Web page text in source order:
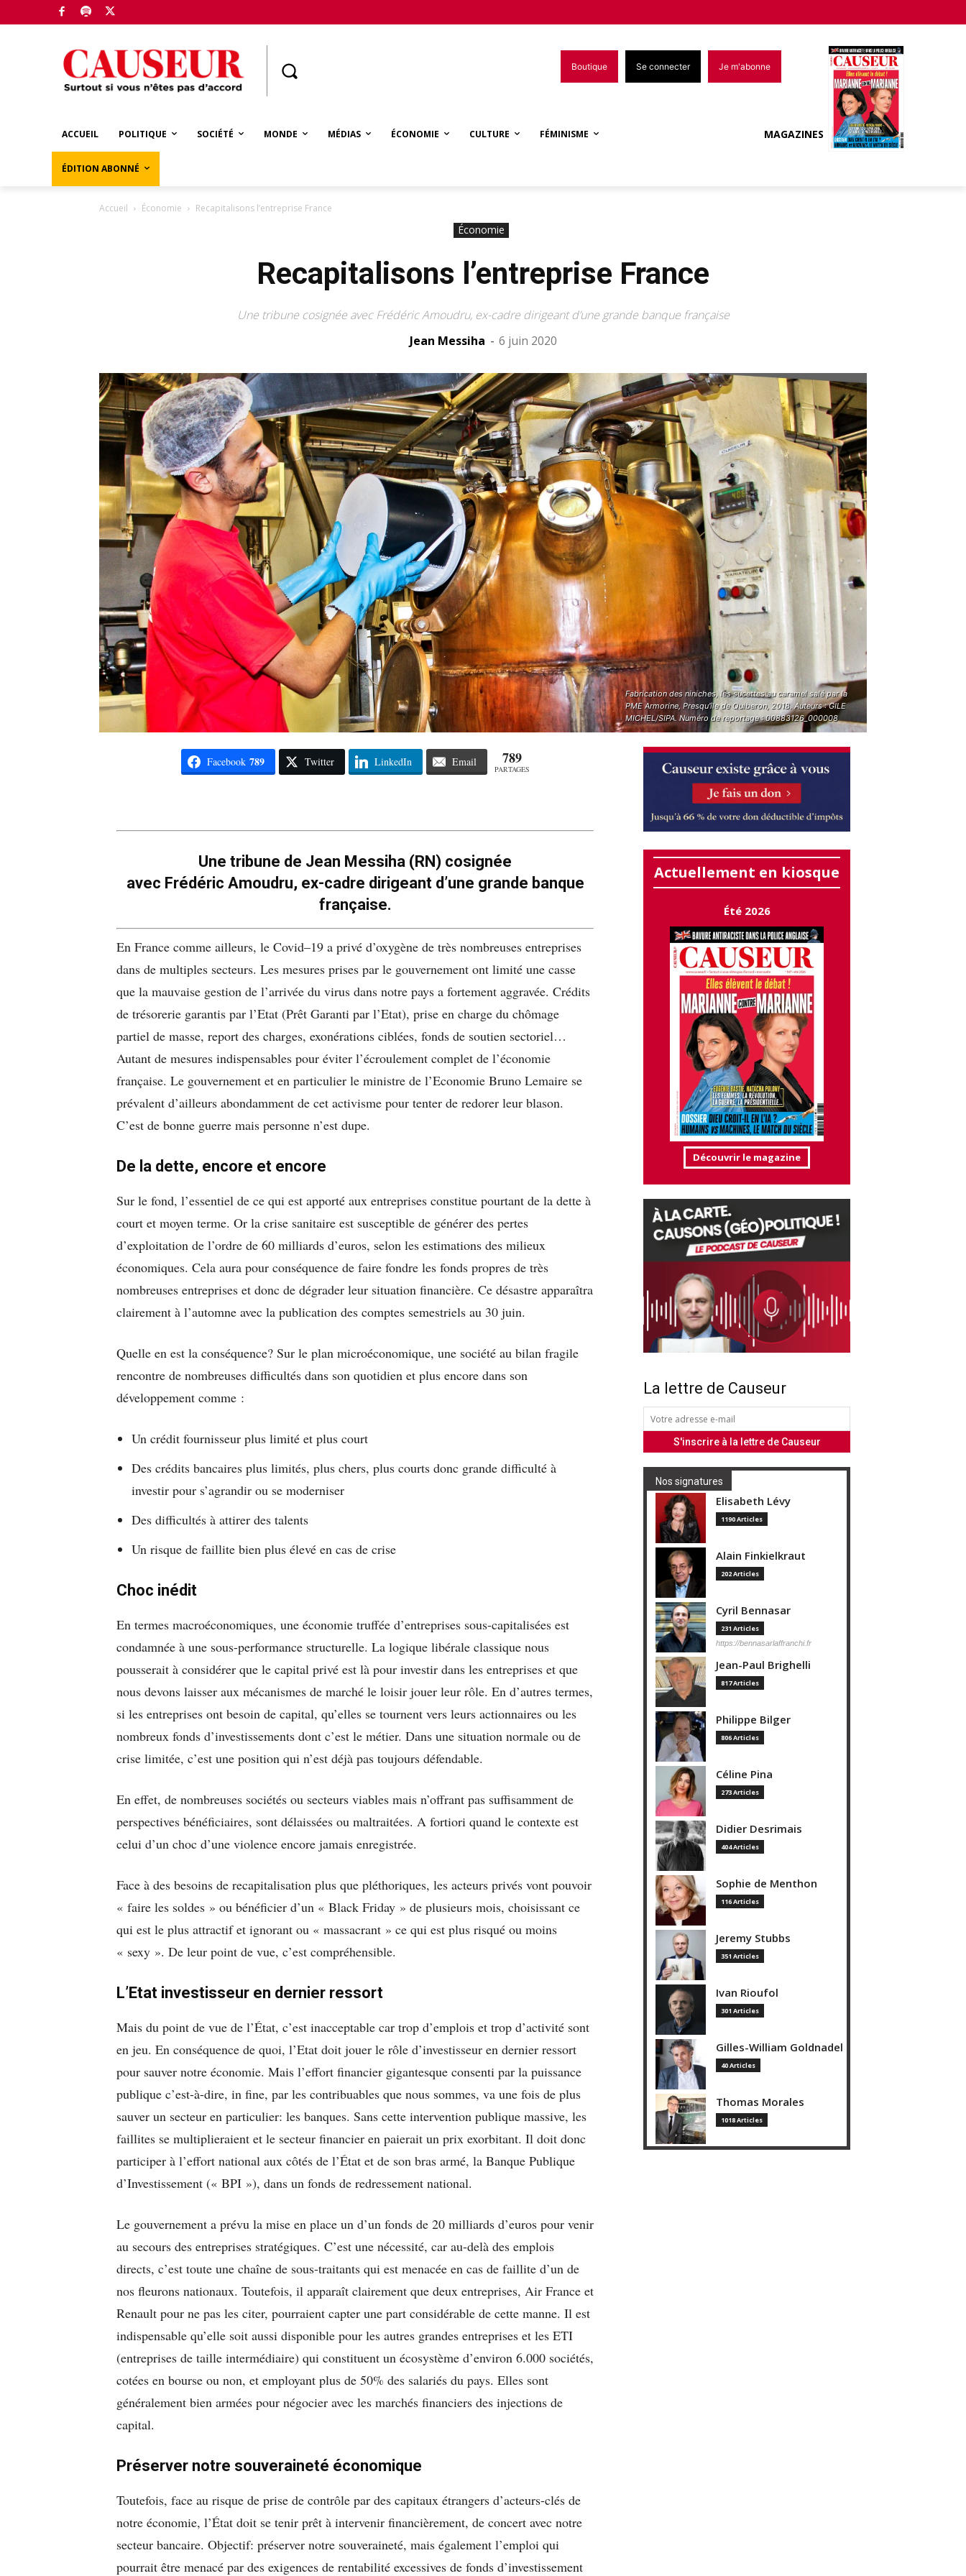
Boutique Se connecter Je m'abonne
ACCUEIL POLITIQUE SOCIÉTÉ MONDE MÉDIAS ÉCONOMIE CULTURE FÉMINISME
ÉDITION ABONNÉ
MAGAZINES
Accueil Économie Recapitalisons l’entreprise France
Économie
Recapitalisons l’entreprise France
Une tribune cosignée avec Frédéric Amoudru, ex-cadre dirigeant d’une grande banque française
Jean Messiha - 6 juin 2020
Fabrication des niniches, les sucettes au caramel salé par la
PME Armorine, Presqu'île de Quiberon, 2018. Auteurs : GILE
MICHEL/SIPA. Numéro de reportage : 00883126_000008
Facebook 789 Twitter LinkedIn Email 789
PARTAGES
Une tribune de Jean Messiha (RN) cosignée
avec Frédéric Amoudru, ex-cadre dirigeant d’une grande banque
française.
En France comme ailleurs, le Covid–19 a privé d’oxygène de très nombreuses entreprises
dans de multiples secteurs. Les mesures prises par le gouvernement ont limité une casse
que la mauvaise gestion de l’arrivée du virus dans notre pays a fortement aggravée. Crédits
de trésorerie garantis par l’Etat (Prêt Garanti par l’Etat), prise en charge du chômage
partiel de masse, report des charges, exonérations ciblées, fonds de soutien sectoriel…
Autant de mesures indispensables pour éviter l’écroulement complet de l’économie
française. Le gouvernement et en particulier le ministre de l’Economie Bruno Lemaire se
prévalent d’ailleurs abondamment de cet activisme pour tenter de redorer leur blason.
C’est de bonne guerre mais personne n’est dupe.
De la dette, encore et encore
Sur le fond, l’essentiel de ce qui est apporté aux entreprises constitue pourtant de la dette à
court et moyen terme. Or la crise sanitaire est susceptible de générer des pertes
d’exploitation de l’ordre de 60 milliards d’euros, selon les estimations des milieux
économiques. Cela aura pour conséquence de faire fondre les fonds propres de très
nombreuses entreprises et donc de dégrader leur situation financière. Ce désastre apparaîtra
clairement à l’automne avec la publication des comptes semestriels au 30 juin.
Quelle en est la conséquence? Sur le plan microéconomique, une société au bilan fragile
rencontre de nombreuses difficultés dans son quotidien et plus encore dans son
développement comme :
Un crédit fournisseur plus limité et plus court
Des crédits bancaires plus limités, plus chers, plus courts donc grande difficulté à
investir pour s’agrandir ou se moderniser
Des difficultés à attirer des talents
Un risque de faillite bien plus élevé en cas de crise
Choc inédit
En termes macroéconomiques, une économie truffée d’entreprises sous-capitalisées est
condamnée à une sous-performance structurelle. La logique libérale classique nous
pousserait à considérer que le capital privé est là pour investir dans les entreprises et que
nous devons laisser aux mécanismes de marché le loisir jouer leur rôle. En d’autres termes,
si les entreprises ont besoin de capital, qu’elles se tournent vers leurs actionnaires ou les
nombreux fonds d’investissements dont c’est le métier. Dans une situation normale ou de
crise limitée, c’est une position qui n’est déjà pas toujours défendable.
En effet, de nombreuses sociétés ou secteurs viables mais n’offrant pas suffisamment de
perspectives bénéficiaires, sont délaissées ou maltraitées. A fortiori quand le contexte est
celui d’un choc d’une violence encore jamais enregistrée.
Face à des besoins de recapitalisation plus que pléthoriques, les acteurs privés vont pouvoir
« faire les soldes » ou bénéficier d’un « Black Friday » de plusieurs mois, choisissant ce
qui est le plus attractif et ignorant ou « massacrant » ce qui est plus risqué ou moins
« sexy ». De leur point de vue, c’est compréhensible.
L’Etat investisseur en dernier ressort
Mais du point de vue de l’État, c’est inacceptable car trop d’emplois et trop d’activité sont
en jeu. En conséquence de quoi, l’Etat doit jouer le rôle d’investisseur en dernier ressort
pour sauver notre économie. Mais l’effort financier gigantesque consenti par la puissance
publique c’est-à-dire, in fine, par les contribuables que nous sommes, va une fois de plus
sauver un secteur en particulier: les banques. Sans cette intervention publique massive, les
faillites se multiplieraient et le secteur financier en paierait un prix exorbitant. Il doit donc
participer à l’effort national aux côtés de l’État et de son bras armé, la Banque Publique
d’Investissement (« BPI »), dans un fonds de redressement national.
Le gouvernement a prévu la mise en place un d’un fonds de 20 milliards d’euros pour venir
au secours des entreprises stratégiques. C’est une nécessité, car au-delà des emplois
directs, c’est toute une chaîne de sous-traitants qui est menacée en cas de faillite d’un de
nos fleurons nationaux. Toutefois, il apparaît clairement que deux entreprises, Air France et
Renault pour ne pas les citer, pourraient capter une part considérable de cette manne. Il est
indispensable qu’elle soit aussi disponible pour les autres grandes entreprises et les ETI
(entreprises de taille intermédiaire) qui constituent un écosystème d’environ 6.000 sociétés,
cotées en bourse ou non, et employant plus de 50% des salariés du pays. Elles sont
généralement bien armées pour négocier avec les marchés financiers des injections de
capital.
Préserver notre souveraineté économique
Toutefois, face au risque de prise de contrôle par des capitaux étrangers d’acteurs-clés de
notre économie, l’État doit se tenir prêt à intervenir financièrement, de concert avec notre
secteur bancaire. Objectif: préserver notre souveraineté, mais également l’emploi qui
pourrait être menacé par des exigences de rentabilité excessives de fonds d’investissement
Actuellement en kiosque
Été 2026
Découvrir le magazine
La lettre de Causeur
Nos signatures
Elisabeth Lévy
1190 Articles
Alain Finkielkraut
202 Articles
Cyril Bennasar
231 Articles
https://bennasarlaffranchi.fr
Jean-Paul Brighelli
817 Articles
Philippe Bilger
806 Articles
Céline Pina
273 Articles
Didier Desrimais
404 Articles
Sophie de Menthon
116 Articles
Jeremy Stubbs
351 Articles
Ivan Rioufol
301 Articles
Gilles-William Goldnadel
40 Articles
Thomas Morales
1018 Articles